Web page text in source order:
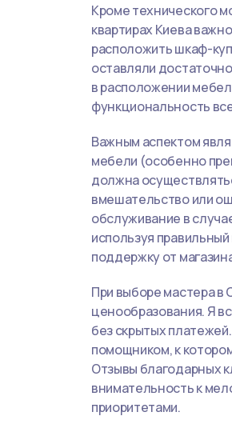
Кроме технического
квартирах Киева
расположить шкаф-
оставляли
в расположении
функциональность
Важным аспектом
мебели (особенно
должна
вмешательство или
обслуживание в
используя
поддержку от
При выборе мастера в
ценообразования. Я
без скрытых
помощником, к
Отзывы благодарных
внимательность к
приоритетами.